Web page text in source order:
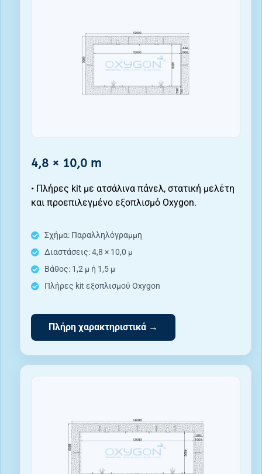
4,8 × 10,0 m
• Πλήρες kit με ατσάλινα πάνελ, στατική μελέτη
και προεπιλεγμένο εξοπλισμό Oxygon.
Σχήμα: Παραλληλόγραμμη
Διαστάσεις: 4,8 × 10,0 μ
Βάθος: 1,2 μ ή 1,5 μ
Πλήρες kit εξοπλισμού Oxygon
Πλήρη χαρακτηριστικά →